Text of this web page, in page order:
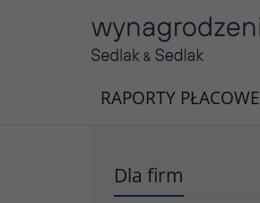
RAPORTY PŁACOWE
Dla firm